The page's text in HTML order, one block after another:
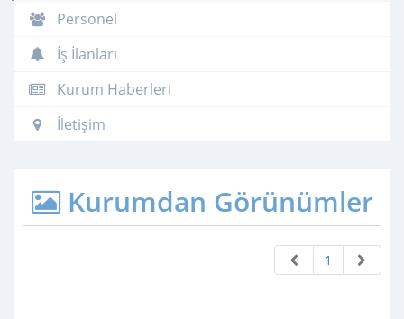
Personel
İş İlanları
Kurum Haberleri
İletişim
Kurumdan Görünümler
1